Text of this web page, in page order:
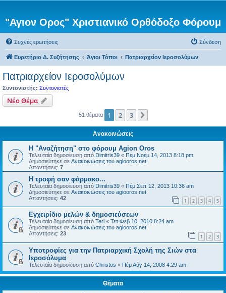
"Αγιον Ορος" Χριστιανικό Ορθόδοξο Φόρουμ
Συχνές ερωτήσεις Σύνδεση
Ευρετήριο Δ. Συζήτησης Άγιοι Τόποι Πατριαρχείον Ιεροσολύμων
Πατριαρχείον Ιεροσολύμων
Συντονιστής: Συντονιστές
Νέο Θέμα
51 θέματα 1 2 3
Ανακοινώσεις
Η "Αναζήτηση" στο φόρουμ Agion Oros
Τελευταία δημοσίευση από Dimitris39 « Πέμ Νοέμ 14, 2013 8:18 pm
Δημοσιεύτηκε σε Ανακοινώσεις του agiooros.net
Απαντήσεις: 7
H τροφή σαν φάρμακο...
Τελευταία δημοσίευση από Dimitris39 « Πέμ Σεπ 12, 2013 10:36 am
Δημοσιεύτηκε σε Ανακοινώσεις του agiooros.net
Απαντήσεις: 42 1 2 3 4 5
Εγχειρίδιο μελών & δημοσιεύσεων
Τελευταία δημοσίευση από Teri « Τετ Φεβ 10, 2010 8:24 am
Δημοσιεύτηκε σε Ανακοινώσεις του agiooros.net
Απαντήσεις: 23 1 2 3
Υποτροφίες για την Πατριαρχική Σχολή της Σιών στα
Ιεροσόλυμα
Τελευταία δημοσίευση από Christos « Πέμ Αύγ 14, 2008 4:29 am
Θέματα